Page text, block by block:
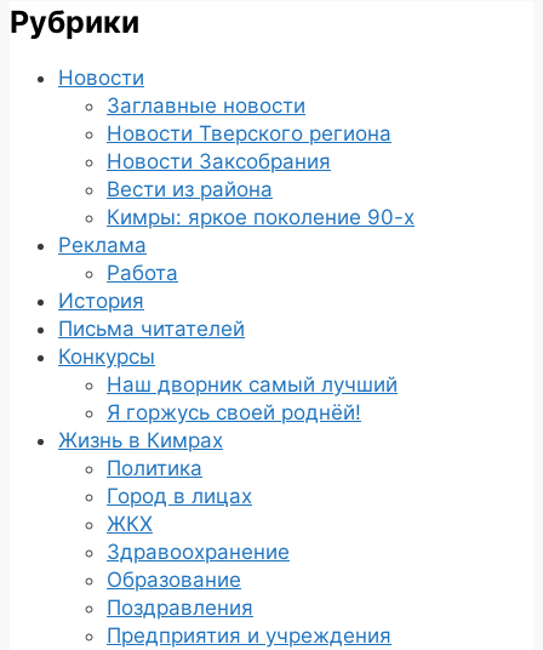
Рубрики
Новости
Заглавные новости
Новости Тверского региона
Новости Заксобрания
Вести из района
Кимры: яркое поколение 90-х
Реклама
Работа
История
Письма читателей
Конкурсы
Наш дворник самый лучший
Я горжусь своей роднёй!
Жизнь в Кимрах
Политика
Город в лицах
ЖКХ
Здравоохранение
Образование
Поздравления
Предприятия и учреждения